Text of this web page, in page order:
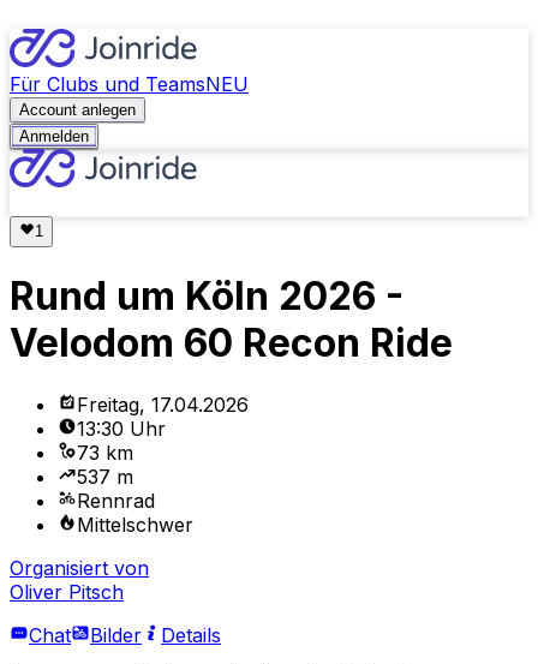
Für Clubs und TeamsNEU
Account anlegen
Anmelden
Rund um Köln 2026 -
Velodom 60 Recon Ride
Freitag, 17.04.2026
13:30 Uhr
73 km
537 m
Rennrad
Mittelschwer
Organisiert von
Oliver Pitsch
Chat
Bilder
Details